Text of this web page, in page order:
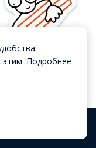
этим. Подробнее